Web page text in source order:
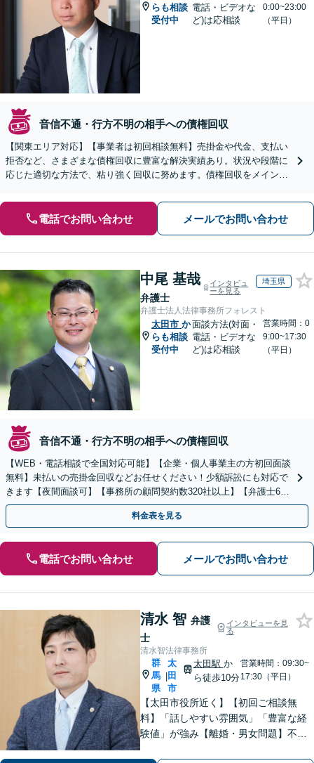
らも相談
受付中
電話・ビデオな
ど)は応相談
0:00~23:00
（平日）
音信不通・行方不明の相手への債権回収
【関東エリア対応】【事業者は初回相談無料】売掛金や代金、支払い
拒否など、さまざまな債権回収に豊富な解決実績あり。状況や段階に
応じた適切な方法で、粘り強く回収に努めます。債権回収をメインと
電話でお問い合わせ メールでお問い合わせ
中尾 基哉
弁護士
インタビュ
ーを見る
埼玉県
弁護士法人法律事務所フォレスト
太田市 か
らも相談
受付中
面談方法(対面・
電話・ビデオな
ど)は応相談
営業時間：0
9:00~17:30
（平日）
音信不通・行方不明の相手への債権回収
【WEB・電話相談で全国対応可能】【企業・個人事業主の方初回面談
無料】未払いの売掛金回収などお任せください！少額訴訟にも対応で
きます【夜間面談可】【事務所の顧問契約数320社以上】【弁護士6人
在籍&専門家顧問がフルサポート】
料金表を見る
電話でお問い合わせ メールでお問い合わせ
清水 智 弁護
士
インタビューを見
る
清水智法律事務所
群
馬
県
|
太
田
市
太田駅 か
ら徒歩10分
営業時間：09:30~
17:30（平日）
【太田市役所近く】【初回ご相談無
料】「話しやすい雰囲気」「豊富な経
験値」が強み【離婚・男女問題】不